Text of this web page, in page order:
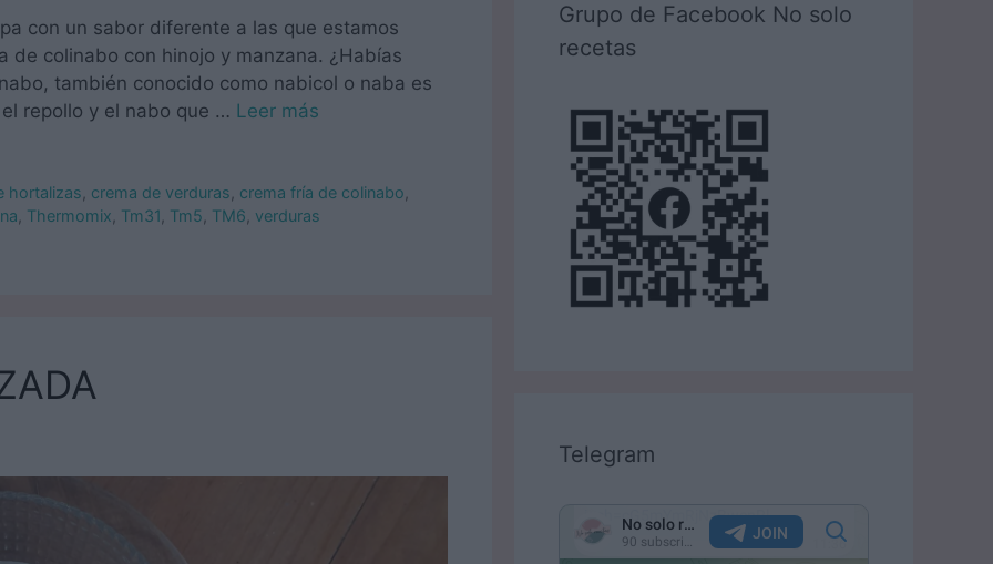
con un sabor diferente a las que estamos
de colinabo con hinojo y manzana. ¿Habías
también conocido como nabicol o naba es
repollo y el nabo que … Leer más
hortalizas crema de verduras crema fría de colinabo
Thermomix Tm31 Tm5 TM6 verduras
Grupo de Facebook No solo
recetas
Telegram